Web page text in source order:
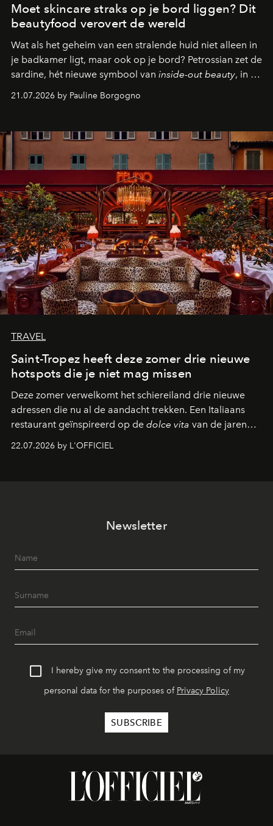
Moet skincare straks op je bord liggen? Dit
beautyfood verovert de wereld
Wat als het geheim van een stralende huid niet alleen in
je badkamer ligt, maar ook op je bord? Petrossian zet de
sardine, hét nieuwe symbool van inside-out beauty, in de
kijker met twee gastronomische creaties.
21.07.2026 by Pauline Borgogno
TRAVEL
Saint-Tropez heeft deze zomer drie nieuwe
hotspots die je niet mag missen
Deze zomer verwelkomt het schiereiland drie nieuwe
adressen die nu al de aandacht trekken. Een Italiaans
restaurant geïnspireerd op de dolce vita van de jaren
zestig, een Japanse hotspot die na zonsondergang
verandert in een bruisende ontmoetingsplek en de
22.07.2026 by L'OFFICIEL
Newsletter
I hereby give my consent to the processing of my
personal data for the purposes of Privacy Policy